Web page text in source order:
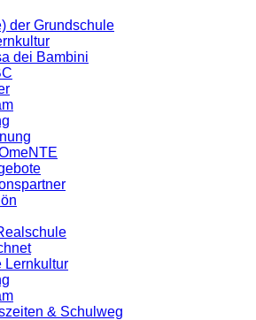
der Grundschule
dei Bambini
Lernkultur
& Schulweg